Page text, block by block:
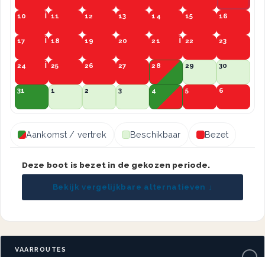
10 11 12 13 14 15 16
17 18 19 20 21 22 23
24 25 26 27 28 29 30
31 1 2 3 4 5 6
Aankomst / vertrek Beschikbaar Bezet
Deze boot is bezet in de gekozen periode.
Bekijk vergelijkbare alternatieven ↓
VAARROUTES